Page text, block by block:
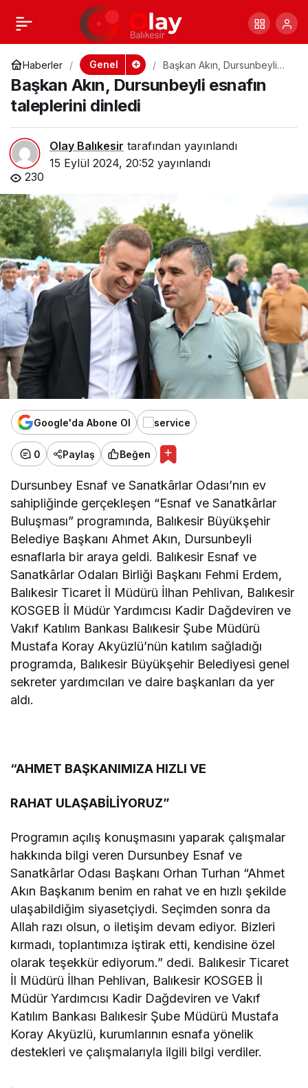
Haberler Genel
Başkan Akın, Dursunbeyli
esnafın taleplerini dinledi
Başkan Akın, Dursunbeyli esnafın
taleplerini dinledi
Olay Balıkesir tarafından yayınlandı
15 Eylül 2024, 20:52 yayınlandı
230
Google'da Abone Ol
0 Paylaş Beğen
Dursunbey Esnaf ve Sanatkârlar Odası’nın ev
sahipliğinde gerçekleşen “Esnaf ve Sanatkârlar
Buluşması” programında, Balıkesir Büyükşehir
Belediye Başkanı Ahmet Akın, Dursunbeyli
esnaflarla bir araya geldi. Balıkesir Esnaf ve
Sanatkârlar Odaları Birliği Başkanı Fehmi Erdem,
Balıkesir Ticaret İl Müdürü İlhan Pehlivan, Balıkesir
KOSGEB İl Müdür Yardımcısı Kadir Dağdeviren ve
Vakıf Katılım Bankası Balıkesir Şube Müdürü
Mustafa Koray Akyüzlü’nün katılım sağladığı
programda, Balıkesir Büyükşehir Belediyesi genel
sekreter yardımcıları ve daire başkanları da yer
aldı.
“AHMET BAŞKANIMIZA HIZLI VE
RAHAT ULAŞABİLİYORUZ”
Programın açılış konuşmasını yaparak çalışmalar
hakkında bilgi veren Dursunbey Esnaf ve
Sanatkârlar Odası Başkanı Orhan Turhan “Ahmet
Akın Başkanım benim en rahat ve en hızlı şekilde
ulaşabildiğim siyasetçiydi. Seçimden sonra da
Allah razı olsun, o iletişim devam ediyor. Bizleri
kırmadı, toplantımıza iştirak etti, kendisine özel
olarak teşekkür ediyorum.” dedi. Balıkesir Ticaret
İl Müdürü İlhan Pehlivan, Balıkesir KOSGEB İl
Müdür Yardımcısı Kadir Dağdeviren ve Vakıf
Katılım Bankası Balıkesir Şube Müdürü Mustafa
Koray Akyüzlü, kurumlarının esnafa yönelik
destekleri ve çalışmalarıyla ilgili bilgi verdiler.
15 EYLÜL
AYVALIĞIN
KURTULUŞU
COŞKUYLA
KUTLANIYOR
+ Paylaş